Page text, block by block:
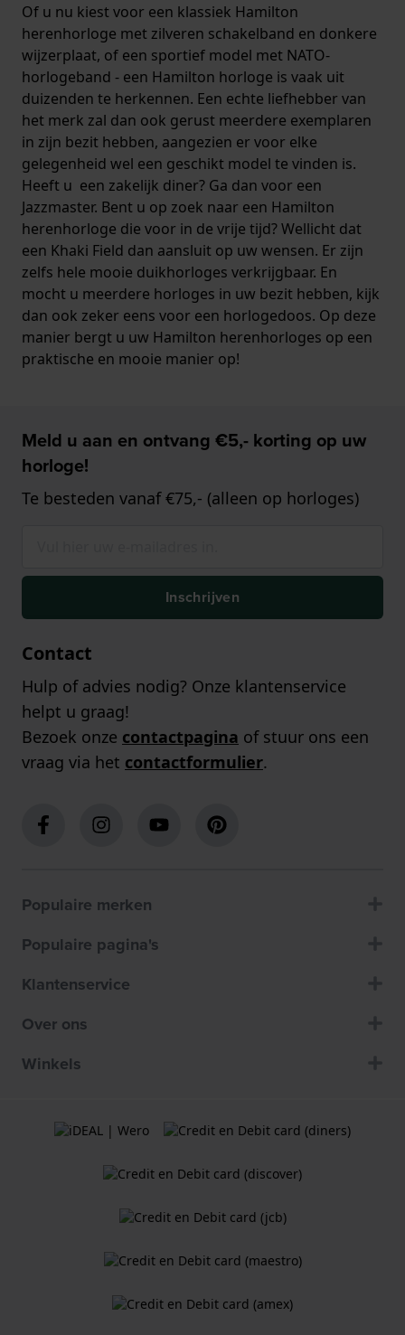
Of u nu kiest voor een klassiek Hamilton
herenhorloge met zilveren schakelband en donkere
wijzerplaat, of een sportief model met NATO-
horlogeband - een Hamilton horloge is vaak uit
duizenden te herkennen. Een echte liefhebber van
het merk zal dan ook gerust meerdere exemplaren
in zijn bezit hebben, aangezien er voor elke
gelegenheid wel een geschikt model te vinden is.
Heeft u een zakelijk diner? Ga dan voor een
Jazzmaster. Bent u op zoek naar een Hamilton
herenhorloge die voor in de vrije tijd? Wellicht dat
een Khaki Field dan aansluit op uw wensen. Er zijn
zelfs hele mooie duikhorloges verkrijgbaar. En
mocht u meerdere horloges in uw bezit hebben, kijk
dan ook zeker eens voor een horlogedoos. Op deze
manier bergt u uw Hamilton herenhorloges op een
praktische en mooie manier op!
Meld u aan en ontvang €5,- korting op uw
horloge!
Te besteden vanaf €75,- (alleen op horloges)
Inschrijven
Contact
Hulp of advies nodig? Onze klantenservice
helpt u graag!
Bezoek onze contactpagina of stuur ons een
vraag via het contactformulier.
Populaire merken
Populaire pagina's
Klantenservice
Over ons
Winkels